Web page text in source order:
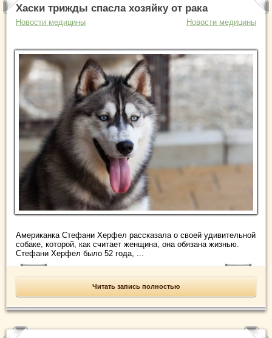
Хаски трижды спасла хозяйку от рака
Новости медицины Новости медицины
Американка Стефани Херфел рассказала о своей удивительной
собаке, которой, как считает женщина, она обязана жизнью.
Стефани Херфел было 52 года, ...
Читать запись полностью